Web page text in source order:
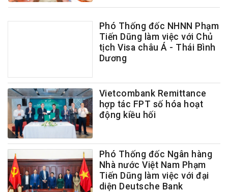
Phó Thống đốc NHNN Phạm
Tiến Dũng làm việc với Chủ
tịch Visa châu Á - Thái Bình
Dương
Vietcombank Remittance
hợp tác FPT số hóa hoạt
động kiều hối
Phó Thống đốc Ngân hàng
Nhà nước Việt Nam Phạm
Tiến Dũng làm việc với đại
diện Deutsche Bank